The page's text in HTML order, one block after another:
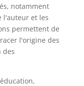
notamment
l'auteur et les
permettent de
l'origine des
des